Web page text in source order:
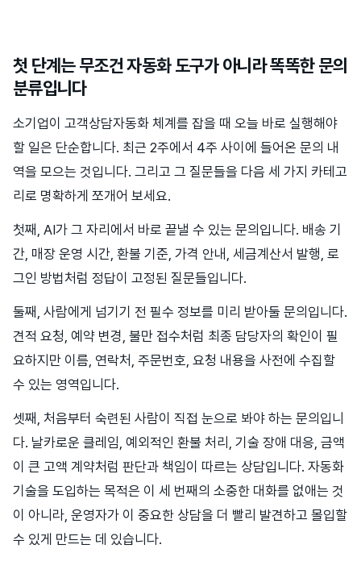
첫 단계는 무조건 자동화 도구가 아니라 똑똑한 문의
분류입니다
소기업이 고객상담자동화 체계를 잡을 때 오늘 바로 실행해야
할 일은 단순합니다. 최근 2주에서 4주 사이에 들어온 문의 내
역을 모으는 것입니다. 그리고 그 질문들을 다음 세 가지 카테고
리로 명확하게 쪼개어 보세요.
첫째, AI가 그 자리에서 바로 끝낼 수 있는 문의입니다. 배송 기
간, 매장 운영 시간, 환불 기준, 가격 안내, 세금계산서 발행, 로
그인 방법처럼 정답이 고정된 질문들입니다.
둘째, 사람에게 넘기기 전 필수 정보를 미리 받아둘 문의입니다.
견적 요청, 예약 변경, 불만 접수처럼 최종 담당자의 확인이 필
요하지만 이름, 연락처, 주문번호, 요청 내용을 사전에 수집할
수 있는 영역입니다.
셋째, 처음부터 숙련된 사람이 직접 눈으로 봐야 하는 문의입니
다. 날카로운 클레임, 예외적인 환불 처리, 기술 장애 대응, 금액
이 큰 고액 계약처럼 판단과 책임이 따르는 상담입니다. 자동화
기술을 도입하는 목적은 이 세 번째의 소중한 대화를 없애는 것
이 아니라, 운영자가 이 중요한 상담을 더 빨리 발견하고 몰입할
수 있게 만드는 데 있습니다.